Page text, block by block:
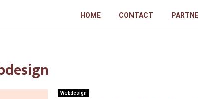
HOME CONTACT
Webdesign